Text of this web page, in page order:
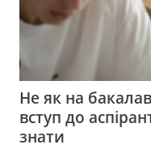
Не як на
вступ до
знати